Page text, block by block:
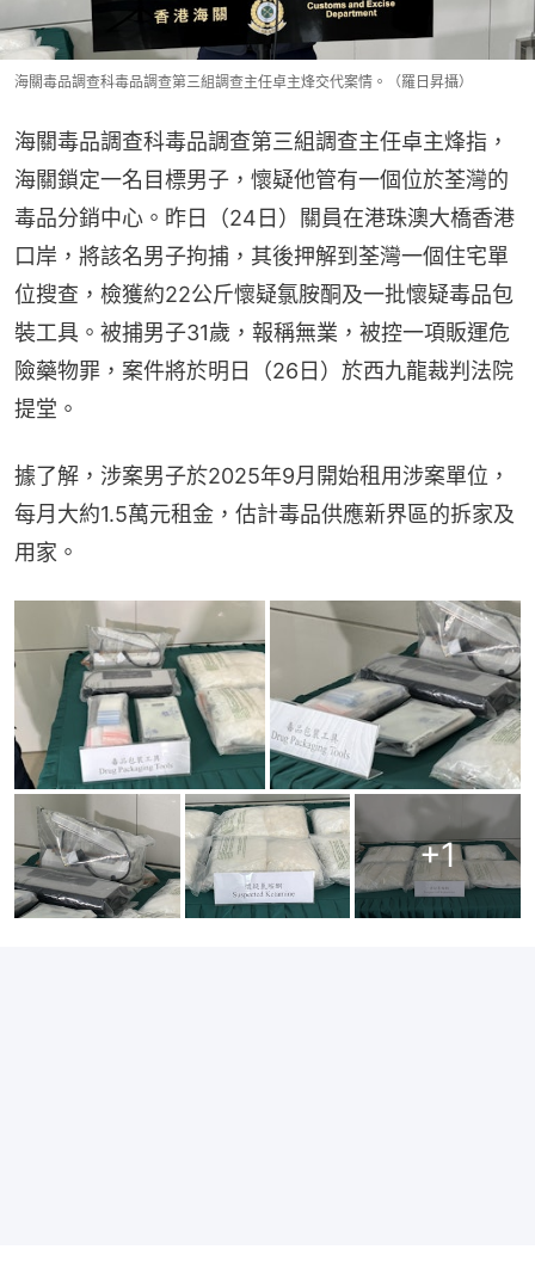
海關毒品調查科毒品調查第三組調查主任卓主烽交代案情。（羅日昇攝）
海關毒品調查科毒品調查第三組調查主任卓主烽指，
海關鎖定一名目標男子，懷疑他管有一個位於荃灣的
毒品分銷中心。昨日（24日）關員在港珠澳大橋香港
口岸，將該名男子拘捕，其後押解到荃灣一個住宅單
位搜查，檢獲約22公斤懷疑氯胺酮及一批懷疑毒品包
裝工具。被捕男子31歲，報稱無業，被控一項販運危
險藥物罪，案件將於明日（26日）於西九龍裁判法院
提堂。
據了解，涉案男子於2025年9月開始租用涉案單位，
每月大約1.5萬元租金，估計毒品供應新界區的拆家及
用家。
+1